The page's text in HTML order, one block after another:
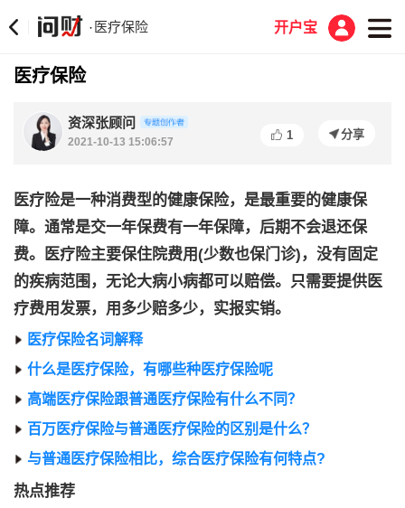
· 医疗保险 开户宝
医疗保险
资深张顾问
2021-10-13 15:06:57 1 分享
医疗险是一种消费型的健康保险，是最重要的健康保
障。通常是交一年保费有一年保障，后期不会退还保
费。医疗险主要保住院费用(少数也保门诊)，没有固定
的疾病范围，无论大病小病都可以赔偿。只需要提供医
疗费用发票，用多少赔多少，实报实销。
医疗保险名词解释
什么是医疗保险，有哪些种医疗保险呢
高端医疗保险跟普通医疗保险有什么不同？
百万医疗保险与普通医疗保险的区别是什么？
与普通医疗保险相比，综合医疗保险有何特点?
热点推荐